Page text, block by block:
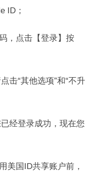
ID；
，点击【登录】按
击“其他选项”和“不升
经登录成功，现在您
美国ID共享账户前，